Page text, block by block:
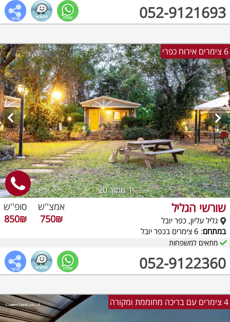
052-9121693
6 צימרים אירוח כפרי
1מתוך 20
שורשי הגליל
גליל עליון, כפר יובל
במתחם: 6 צימרים בכפר יובל
052-9122360
אמצ''ש
750₪
סופ''ש
850₪
מתאים למשפחות
4 צימרים עם בריכה מחוממת ומקורה